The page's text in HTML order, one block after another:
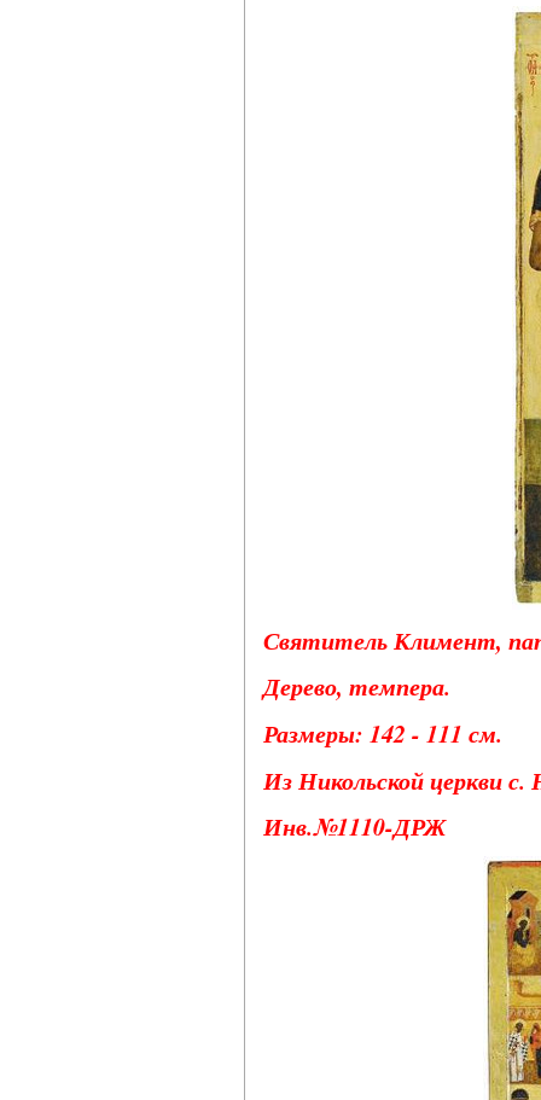
Святитель Климент,
Дерево, темпера.
Размеры: 142 - 111 см.
Из Никольской церкви с.
Инв.№1110-ДРЖ